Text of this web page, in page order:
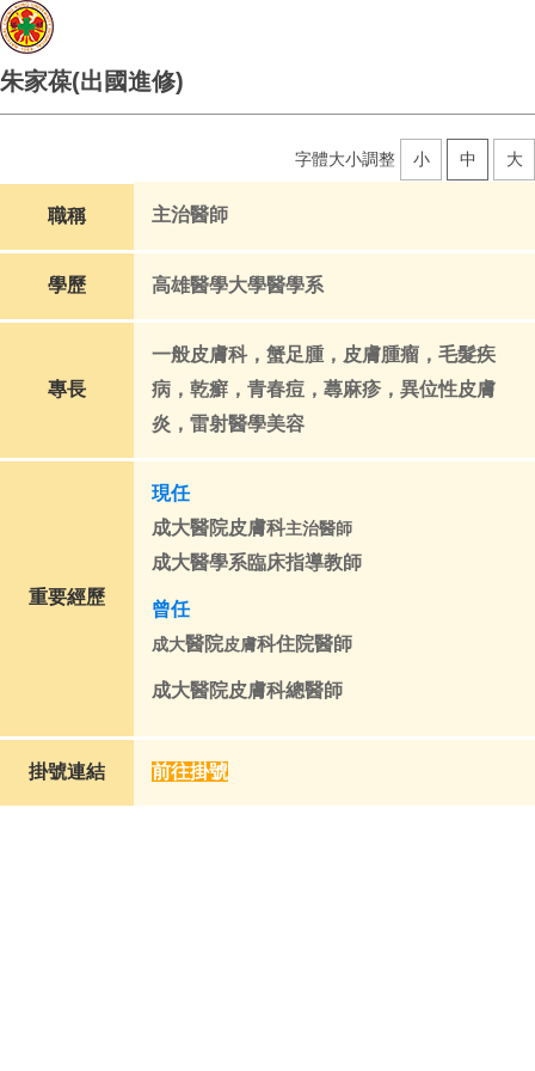
朱家葆(出國進修)
字體大小調整 小 中 大
職稱 主治醫師
學歷 高雄醫學大學醫學系
專長
一般皮膚科，蟹足腫，皮膚腫瘤，毛髮疾
病，乾癬 ，青春痘 ，蕁麻疹 ，異位性皮膚
炎，雷射醫學美容
重要經歷
現任
成大醫院皮膚科主治醫師
成大醫學系臨床指導教師
曾任
成大醫院皮膚科住院醫師
成大醫院皮膚科總醫師
掛號連結 前往掛號